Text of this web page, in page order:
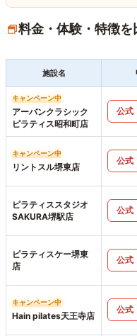
料金・体験・特徴を
施設名
キャンペーン中
アーバンクラシック
ピラティス昭和町店
公式
キャンペーン中
リントスル堺東店
公式
ピラティススタジオ
SAKURA堺駅店
公式
ピラティスケー堺東
店
公式
キャンペーン中
Hain pilates天王寺店
公式